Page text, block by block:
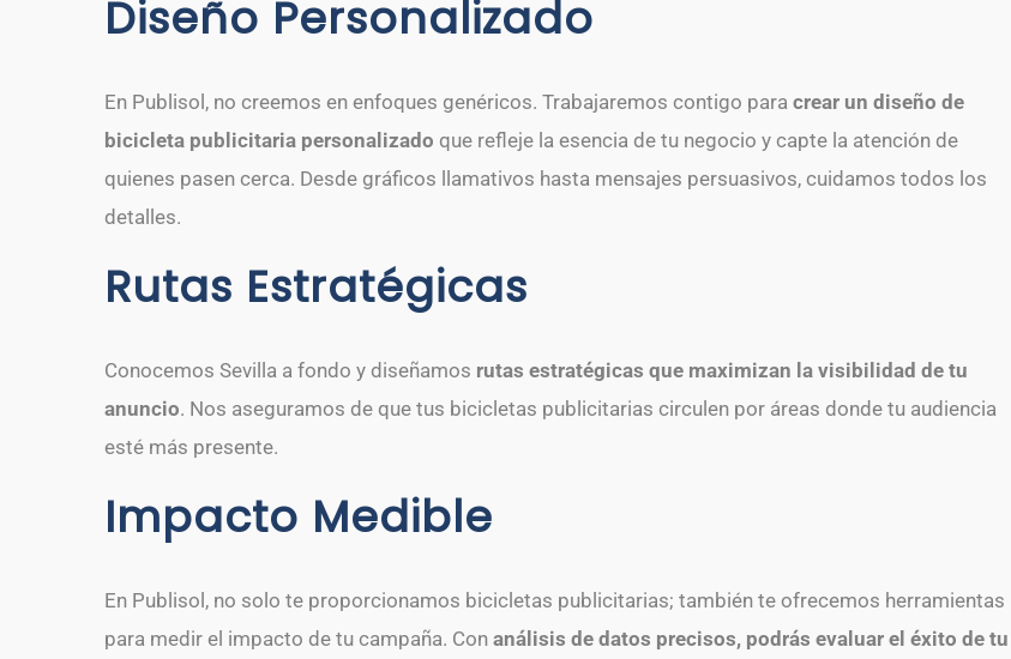
Diseño Personalizado
En Publisol, no creemos en enfoques genéricos. Trabajaremos contigo para crear un diseño de
bicicleta publicitaria personalizado que refleje la esencia de tu negocio y capte la atención de
quienes pasen cerca. Desde gráficos llamativos hasta mensajes persuasivos, cuidamos todos los
detalles.
Rutas Estratégicas
Conocemos Sevilla a fondo y diseñamos rutas estratégicas que maximizan la visibilidad de tu
anuncio. Nos aseguramos de que tus bicicletas publicitarias circulen por áreas donde tu audiencia
esté más presente.
Impacto Medible
En Publisol, no solo te proporcionamos bicicletas publicitarias; también te ofrecemos herramientas
para medir el impacto de tu campaña. Con análisis de datos precisos, podrás evaluar el éxito de tu